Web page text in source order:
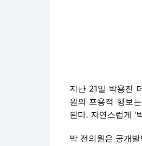
지난 21일 박용진
원의 포용적 행보
된다. 자연스럽게 '
박 전의원은 공개